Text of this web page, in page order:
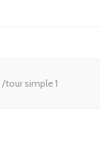
/tour simple 1